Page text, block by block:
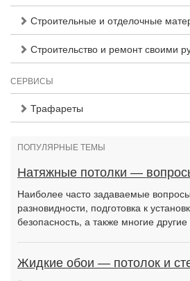
Строительные и отделочные
Строительство и ремонт своими
СЕРВИСЫ
Трафареты
ПОПУЛЯРНЫЕ ТЕМЫ
Натяжные потолки —
Наиболее часто задаваемые
разновидности, подготовка к
безопасность, а также многие
Жидкие обои — потолок и